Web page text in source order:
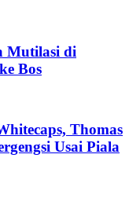
Mutilasi di
Bos
Thomas
Usai Piala